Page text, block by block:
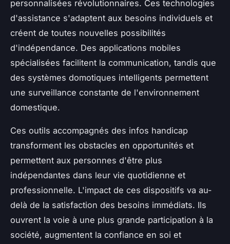
personnalisées révolutionnaires. Ces technologies
d'assistance s'adaptent aux besoins individuels et
créent de toutes nouvelles possibilités
d'indépendance. Des applications mobiles
spécialisées facilitent la communication, tandis que
des systèmes domotiques intelligents permettent
une surveillance constante de l'environnement
domestique.
Ces outils accompagnés des infos handicap
transforment les obstacles en opportunités et
permettent aux personnes d'être plus
indépendantes dans leur vie quotidienne et
professionnelle. L'impact de ces dispositifs va au-
delà de la satisfaction des besoins immédiats. Ils
ouvrent la voie à une plus grande participation à la
société, augmentent la confiance en soi et